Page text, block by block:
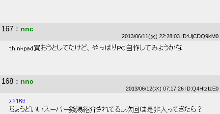
167 ： nnc
2013/06/11(火) 22:28:03 ID:UjCDQ9kM0
thinkpad買おうとしてたけど、やっぱりPC自作してみようかな
168 ： nnc
2013/06/12(水) 07:17:26 ID:Q4HtzIzE0
>>166
ちょうどいいスーパー銭湯紹介されてるし次回は是非入ってきたら？